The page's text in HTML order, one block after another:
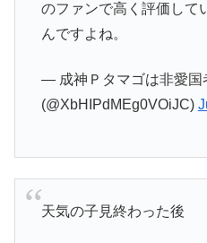
のファンで高く評価して
んですよね。
— 成神Ｐタマゴは非愛国
(@XbHIPdMEg0VOiJC)
天気の子見終わった後